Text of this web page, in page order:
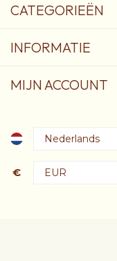
CATEGORIEËN
INFORMATIE
MIJN ACCOUNT
€